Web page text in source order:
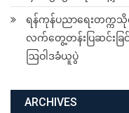
ရန်ကုန်ပညာရေးတက္က
လက်တွေ့တန်းပြဆင်းခြင်
ဩဝါဒခံယူပွဲ
ARCHIVES